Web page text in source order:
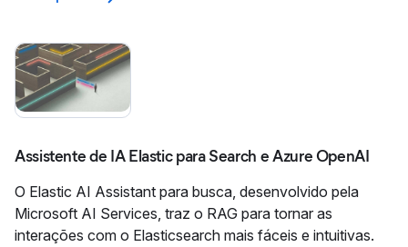
Assistente de IA Elastic para Search e Azure OpenAI
O Elastic AI Assistant para busca, desenvolvido pela
Microsoft AI Services, traz o RAG para tornar as
interações com o Elasticsearch mais fáceis e intuitivas.